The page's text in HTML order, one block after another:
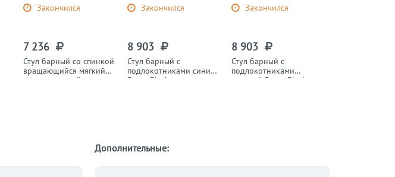
Дополнительные:
Закончился
7 236
Стул барный со спинкой
вращающийся мягкий
велюр морской волны
Закончился
8 903
Стул барный с
подлокотниками синий
Darcy Black
Закончился
8 903
Стул барный с
подлокотниками
зеленый Darcy Black